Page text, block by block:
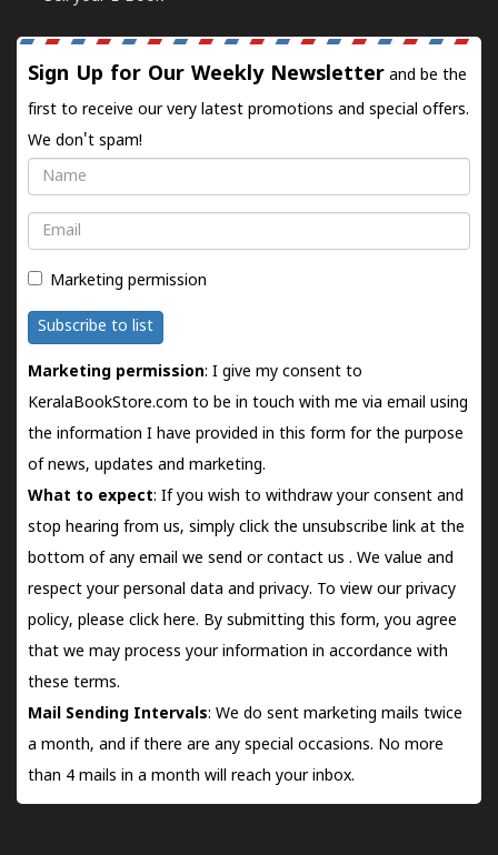
Sign Up for Our Weekly Newsletter and be the
first to receive our very latest promotions and special offers.
We don't spam!
Name
Email
Marketing permission
Subscribe to list
Marketing permission: I give my consent to
KeralaBookStore.com to be in touch with me via email using
the information I have provided in this form for the purpose
of news, updates and marketing.
What to expect: If you wish to withdraw your consent and
stop hearing from us, simply click the unsubscribe link at the
bottom of any email we send orcontact us . We value and
respect your personal data and privacy. To view our privacy
policy, please click here. By submitting this form, you agree
that we may process your information in accordance with
these terms.
Mail Sending Intervals: We do sent marketing mails twice
a month, and if there are any special occasions. No more
than 4 mails in a month will reach your inbox.